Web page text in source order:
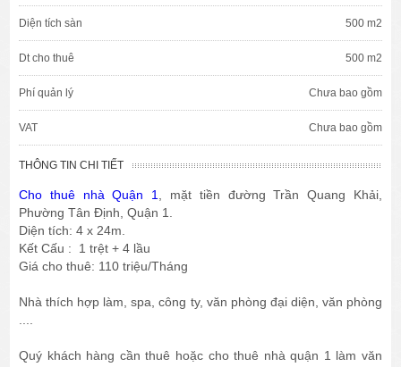
Diện tích sàn 500 m2
Dt cho thuê 500 m2
Phí quản lý Chưa bao gồm
VAT Chưa bao gồm
THÔNG TIN CHI TIẾT
Cho thuê nhà Quận 1, mặt tiền đường Trần Quang Khải,
Phường Tân Định, Quận 1.
Diện tích: 4 x 24m.
Kết Cấu : 1 trệt + 4 lầu
Giá cho thuê: 110 triệu/Tháng
Nhà thích hợp làm, spa, công ty, văn phòng đại diện, văn phòng
....
Quý khách hàng cần thuê hoặc cho thuê nhà quận 1 làm văn